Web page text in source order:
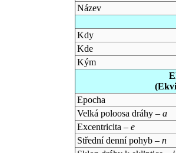
Název
Kdy
Kde
Kým
Epocha
Velká poloosa dráhy – a
Excentricita – e
Střední denní pohyb – n